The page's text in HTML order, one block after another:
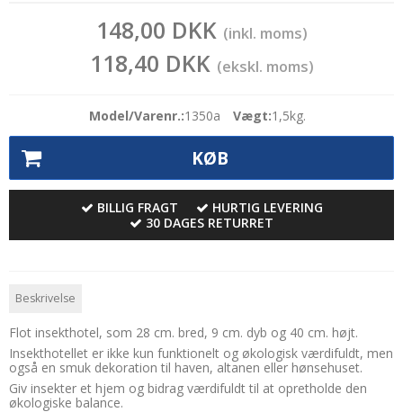
148,00 DKK (inkl. moms)
118,40 DKK (ekskl. moms)
Model/Varenr.:1350a Vægt:1,5kg.
KØB
BILLIG FRAGT
HURTIG LEVERING
30 DAGES RETURRET
Beskrivelse
Flot insekthotel, som 28 cm. bred, 9 cm. dyb og 40 cm. højt.
Insekthotellet er ikke kun funktionelt og økologisk værdifuldt, men
også en smuk dekoration til haven, altanen eller hønsehuset.
Giv insekter et hjem og bidrag værdifuldt til at opretholde den
økologiske balance.